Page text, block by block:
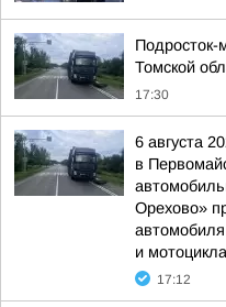
Подросток-
Томской
17:30
6 августа
в
Орехово»
и
17:12